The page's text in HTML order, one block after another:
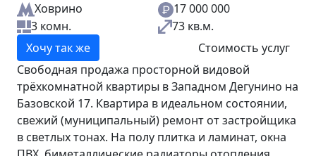
Ховрино
17 000 000
3 комн.
73 кв.м.
Хочу так же
Стоимость услуг
Свободная продажа просторной видовой
трёхкомнатной квартиры в Западном Дегунино на
Базовской 17. Квартира в идеальном состоянии,
свежий (муниципальный) ремонт от застройщика
в светлых тонах. На полу плитка и ламинат, окна